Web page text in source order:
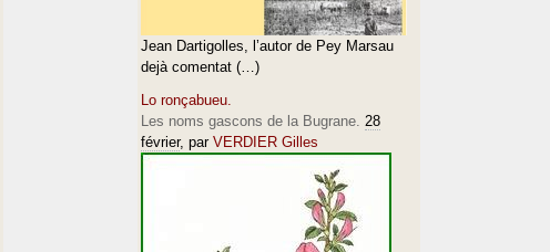
Jean Dartigolles, l’autor de Pey Marsau
dejà comentat (…)
Lo ronçabueu.
Les noms gascons de la Bugrane. 28
février, par VERDIER Gilles